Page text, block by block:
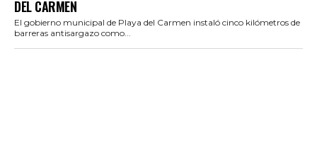
DEL CARMEN
El gobierno municipal de Playa del Carmen instaló cinco kilómetros de
barreras antisargazo como...